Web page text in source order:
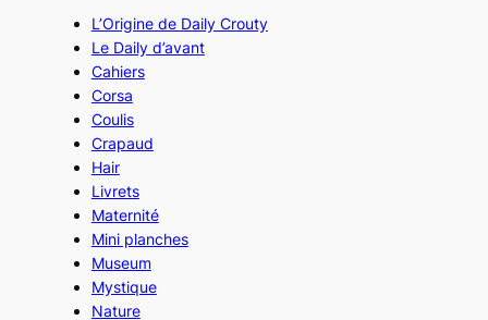
L’Origine de Daily Crouty
Le Daily d’avant
Cahiers
Corsa
Coulis
Crapaud
Hair
Livrets
Maternité
Mini planches
Museum
Mystique
Nature